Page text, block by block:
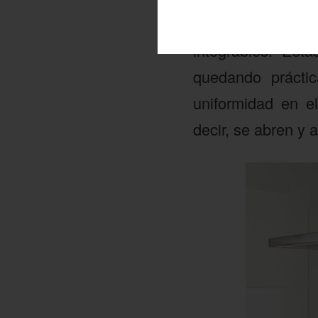
integrables.
quedando
uniformidad en
decir, se abren y